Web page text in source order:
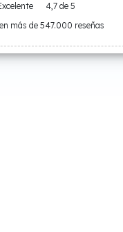
4,7 de 5
más de 547.000 reseñas